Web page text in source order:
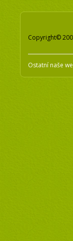
Copyright©
Ostatní naše